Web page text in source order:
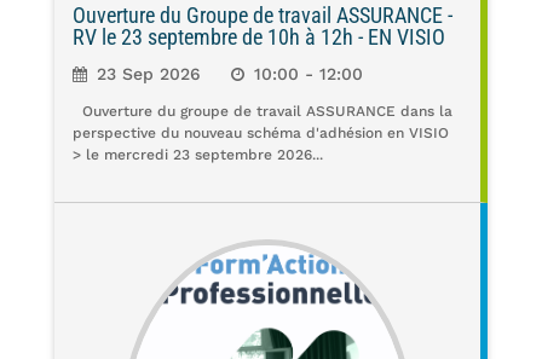
Ouverture du Groupe de travail ASSURANCE -
RV le 23 septembre de 10h à 12h - EN VISIO
23 Sep 2026 10:00 - 12:00
Ouverture du groupe de travail ASSURANCE dans la
perspective du nouveau schéma d'adhésion en VISIO
> le mercredi 23 septembre 2026...